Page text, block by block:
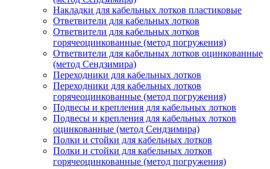
Накладки для кабельных лотков пластиковые
Ответвители для кабельных лотков
Ответвители для кабельных лотков
горячеоцинкованные (метод погружения)
Ответвители для кабельных лотков оцинкованные
(метод Сендзимира)
Переходники для кабельных лотков
Переходники для кабельных лотков
горячеоцинкованные (метод погружения)
Подвесы и крепления для кабельных лотков
Подвесы и крепления для кабельных лотков
оцинкованные (метод Сендзимира)
Полки и стойки для кабельных лотков
Полки и стойки для кабельных лотков
горячеоцинкованные (метод погружения)